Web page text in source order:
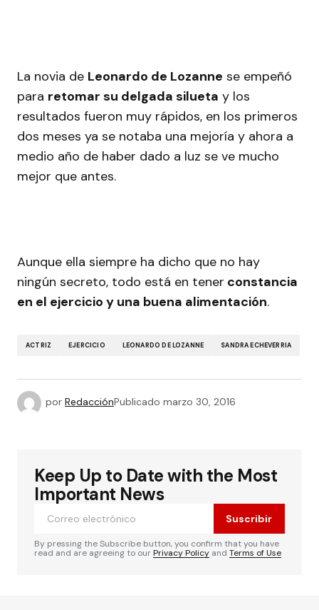
La novia de Leonardo de Lozanne se empeñó
para retomar su delgada silueta y los
resultados fueron muy rápidos, en los primeros
dos meses ya se notaba una mejoría y ahora a
medio año de haber dado a luz se ve mucho
mejor que antes.
Aunque ella siempre ha dicho que no hay
ningún secreto, todo está en tener constancia
en el ejercicio y una buena alimentación.
ACTRIZ EJERCICIO LEONARDO DE LOZANNE SANDRA ECHEVERRIA
por RedacciónPublicado marzo 30, 2016
Keep Up to Date with the Most
Important News
Suscribir
By pressing the Subscribe button, you confirm that you have
read and are agreeing to ourPrivacy Policy and Terms of Use